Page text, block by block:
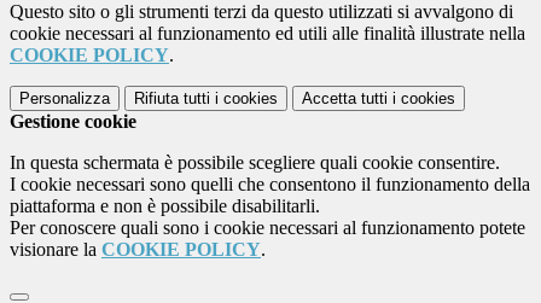
Questo sito o gli strumenti terzi da questo utilizzati si avvalgono di
cookie necessari al funzionamento ed utili alle finalità illustrate nella
COOKIE POLICY.
Personalizza Rifiuta tutti i cookies Accetta tutti i cookies
Gestione cookie
In questa schermata è possibile scegliere quali cookie consentire.
I cookie necessari sono quelli che consentono il funzionamento della
piattaforma e non è possibile disabilitarli.
Per conoscere quali sono i cookie necessari al funzionamento potete
visionare la COOKIE POLICY.